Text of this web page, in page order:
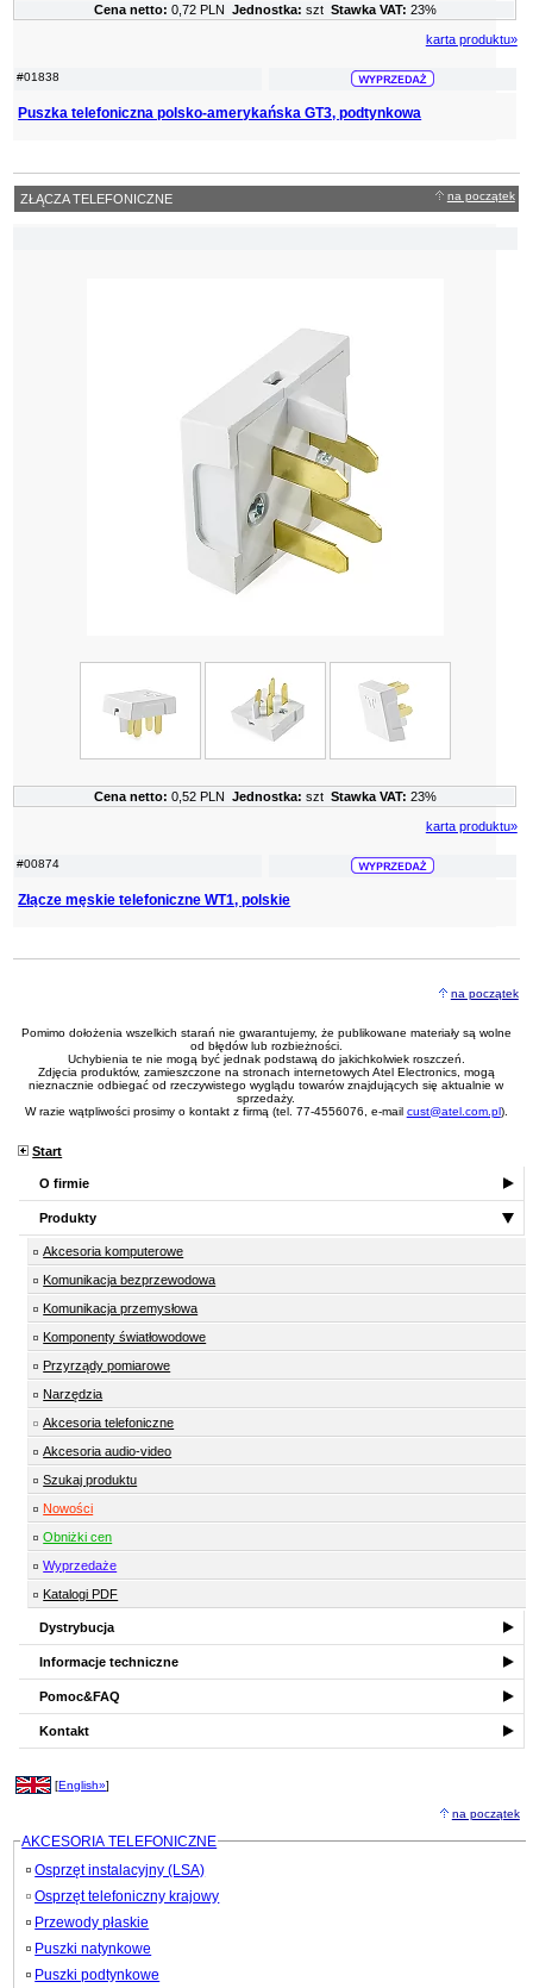
#01838
Puszka telefoniczna polsko-amerykańska GT3, podtynkowa
Cena netto: 0,72 PLN Jednostka: szt Stawka VAT: 23%
karta produktu»
ZŁĄCZA TELEFONICZNE na początek
#00874
Złącze męskie telefoniczne WT1, polskie
Cena netto: 0,52 PLN Jednostka: szt Stawka VAT: 23%
karta produktu»
na początek
Pomimo dołożenia wszelkich starań nie gwarantujemy, że publikowane materiały są wolne
od błędów lub rozbieżności.
Uchybienia te nie mogą być jednak podstawą do jakichkolwiek roszczeń.
Zdjęcia produktów, zamieszczone na stronach internetowych Atel Electronics, mogą
nieznacznie odbiegać od rzeczywistego wyglądu towarów znajdujących się aktualnie w
sprzedaży.
W razie wątpliwości prosimy o kontakt z firmą (tel. 77-4556076, e-mail cust@atel.com.pl).
Start
O firmie
Produkty
Akcesoria komputerowe
Komunikacja bezprzewodowa
Komunikacja przemysłowa
Komponenty światłowodowe
Przyrządy pomiarowe
Narzędzia
Akcesoria telefoniczne
Akcesoria audio-video
Szukaj produktu
Nowości
Obniżki cen
Wyprzedaże
Katalogi PDF
Dystrybucja
Informacje techniczne
Pomoc&FAQ
Kontakt
[English»]
na początek
AKCESORIA TELEFONICZNE
Osprzęt instalacyjny (LSA)
Osprzęt telefoniczny krajowy
Przewody płaskie
Puszki natynkowe
Puszki podtynkowe